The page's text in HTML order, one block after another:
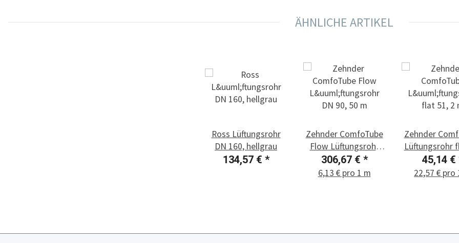
ÄHNLICHE ARTIKEL
Ross Lüftungsrohr
DN 160, hellgrau
134,57 € *
Zehnder ComfoTube
Flow Lüftungsrohr
DN 90, 50 m
306,67 € *
6,13 € pro 1 m
Zehnder
Lüftungsrohr
2 m
45,14 €
22,57 € pro